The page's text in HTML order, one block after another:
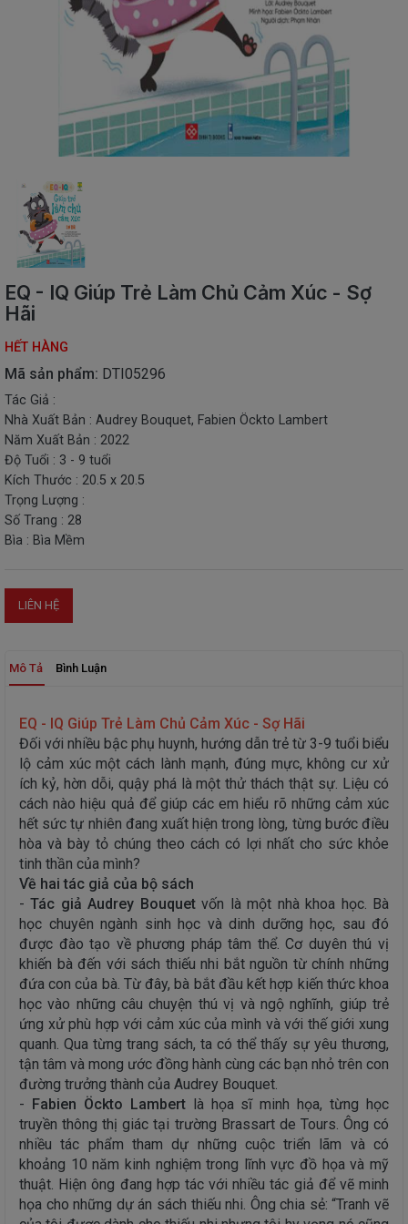
SÁCH
THIẾU
SÁCH
NGOẠI
VPP
-
ĐỒ
DÙNG
SINH
TẶNG
-
CHƠI
THIẾT
BỊ
-
STEM
EQ - IQ Giúp Trẻ Làm Chủ Cảm Xúc - Sợ
Hãi
HẾT HÀNG
Mã sản phẩm: DTI05296
Tác Giả :
Nhà Xuất Bản : Audrey Bouquet, Fabien Öckto Lambert
Năm Xuất Bản : 2022
Độ Tuổi : 3 - 9 tuổi
Kích Thước : 20.5 x 20.5
Trọng Lượng :
Số Trang : 28
Bìa : Bìa Mềm
LIÊN HỆ
Mô Tả Bình Luận
EQ - IQ Giúp Trẻ Làm Chủ Cảm Xúc - Sợ Hãi
Đối với nhiều bậc phụ huynh, hướng dẫn trẻ từ 3-9 tuổi biểu
lộ cảm xúc một cách lành mạnh, đúng mực, không cư xử
ích kỷ, hờn dỗi, quậy phá là một thử thách thật sự. Liệu có
cách nào hiệu quả để giúp các em hiểu rõ những cảm xúc
hết sức tự nhiên đang xuất hiện trong lòng, từng bước điều
hòa và bày tỏ chúng theo cách có lợi nhất cho sức khỏe
tinh thần của mình?
Về hai tác giả của bộ sách
-Tác giả Audrey Bouquetvốn là một nhà khoa học. Bà
học chuyên ngành sinh học và dinh dưỡng học, sau đó
được đào tạo về phương pháp tâm thể. Cơ duyên thú vị
khiến bà đến với sách thiếu nhi bắt nguồn từ chính những
đứa con của bà. Từ đây, bà bắt đầu kết hợp kiến thức khoa
học vào những câu chuyện thú vị và ngộ nghĩnh, giúp trẻ
ứng xử phù hợp với cảm xúc của mình và với thế giới xung
quanh. Qua từng trang sách, ta có thể thấy sự yêu thương,
tận tâm và mong ước đồng hành cùng các bạn nhỏ trên con
đường trưởng thành của Audrey Bouquet.
- Fabien Öckto Lambertlà họa sĩ minh họa, từng học
truyền thông thị giác tại trường Brassart de Tours. Ông có
nhiều tác phẩm tham dự những cuộc triển lãm và có
khoảng 10 năm kinh nghiệm trong lĩnh vực đồ họa và mỹ
thuật. Hiện ông đang hợp tác với nhiều tác giả để vẽ minh
họa cho những dự án sách thiếu nhi. Ông chia sẻ: “Tranh vẽ